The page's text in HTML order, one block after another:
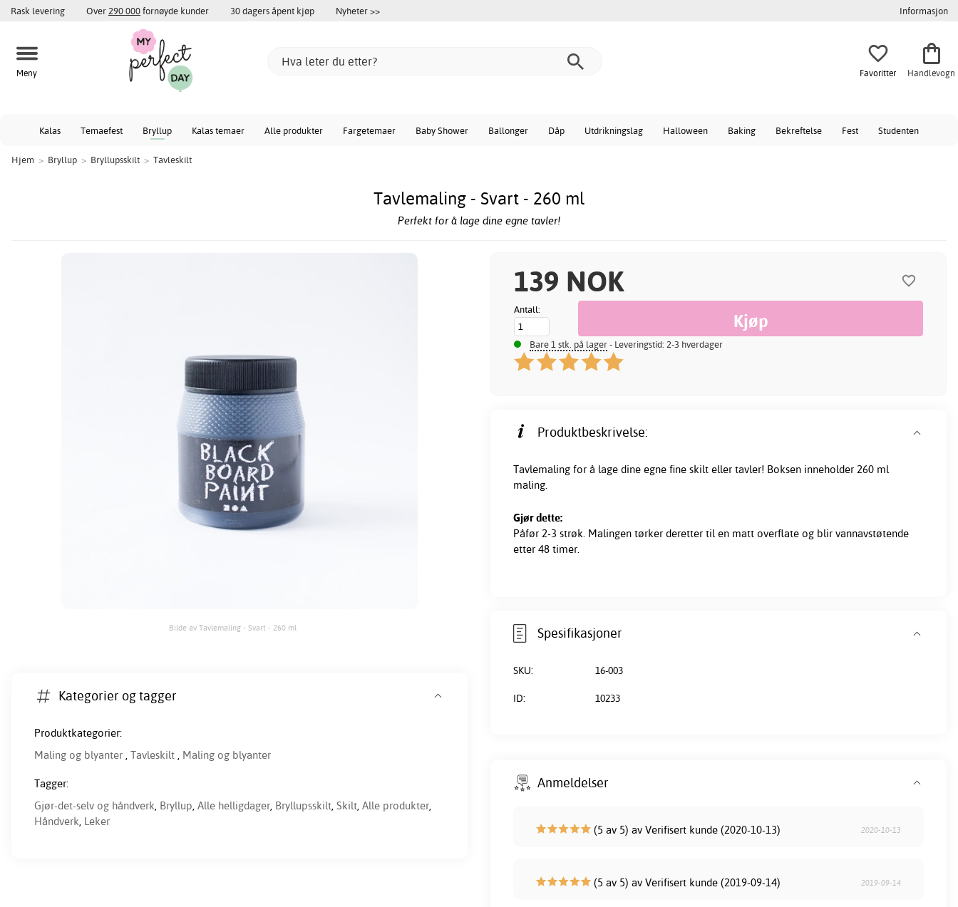
Rask levering Over 290 000fornøyde kunder 30 dagers åpent kjøp Nyheter >> Informasjon
Meny Favoritter Handlevogn
Kalas Temaefest Bryllup Kalas temaer Alle produkter Fargetemaer Baby Shower Ballonger Dåp Utdrikningslag Halloween Baking Bekreftelse Fest Studenten
Hjem > Bryllup > Bryllupsskilt > Tavleskilt
Tavlemaling - Svart - 260 ml
Perfekt for å lage dine egne tavler!
Bilde av Tavlemaling - Svart - 260 ml
139 NOK
Antall:
Bare 1 stk. på lager- Leveringstid: 2-3 hverdager
Produktbeskrivelse:
Tavlemaling for å lage dine egne fine skilt eller tavler! Boksen inneholder 260 ml
maling.
Gjør dette:
Påfør 2-3 strøk. Malingen tørker deretter til en matt overflate og blir vannavstøtende
etter 48 timer.
Spesifikasjoner
SKU: 16-003
ID: 10233
Kategorier og tagger
Produktkategorier:
Maling og blyanter , Tavleskilt , Maling og blyanter
Tagger:
Gjør-det-selv og håndverk, Bryllup, Alle helligdager, Bryllupsskilt, Skilt, Alle produkter,
Håndverk, Leker
Anmeldelser
(5 av 5) av Verifisert kunde (2020-10-13) 2020-10-13
(5 av 5) av Verifisert kunde (2019-09-14) 2019-09-14